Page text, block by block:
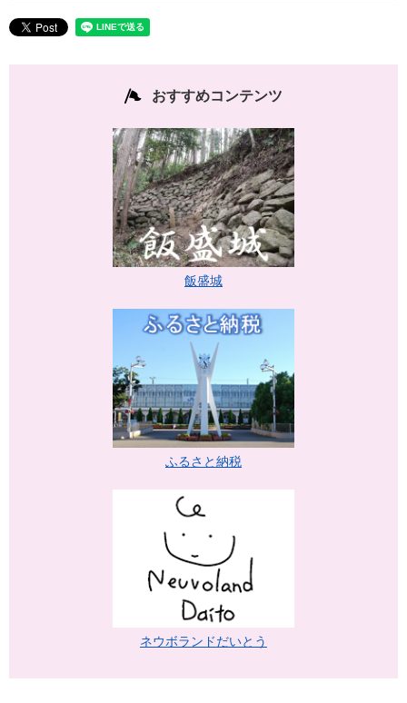
おすすめコンテンツ
飯盛城
ふるさと納税
ネウボランドだいとう